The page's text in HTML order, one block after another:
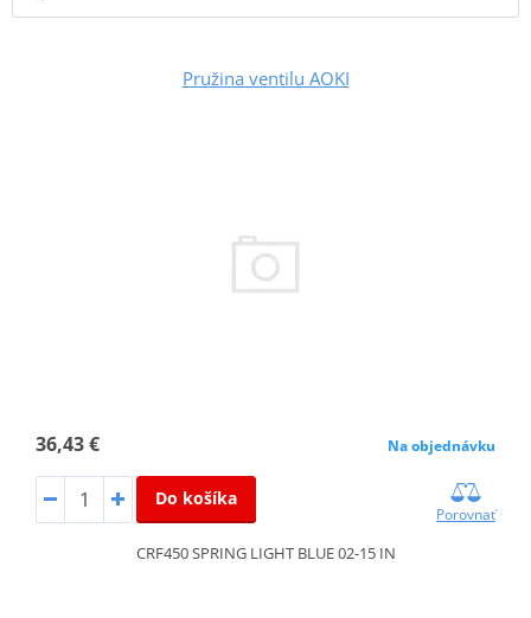
Pružina ventilu AOKI
36,43 € Na objednávku
Do košíka
Porovnať
CRF450 SPRING LIGHT BLUE 02-15 IN